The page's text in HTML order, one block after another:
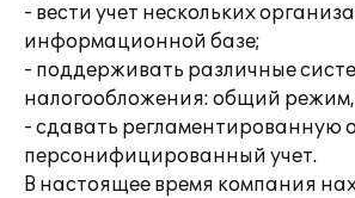
- вести учет нескольких
информационной базе;
- поддерживать различные
налогообложения: общий
- сдавать регламентированную
персонифицированный учет.
В настоящее время компания